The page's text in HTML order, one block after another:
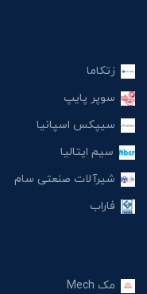
زتکاما
سوپر پایپ
سیپکس اسپانیا
سیم ایتالیا
شیرآلات صنعتی سام
فاراب
مک Mech